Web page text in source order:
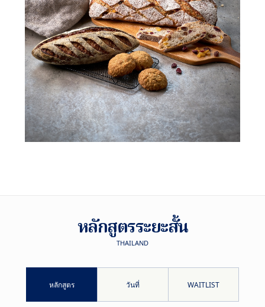
หลักสูตรระยะสั้น
THAILAND
หลักสูตร วันที่ WAITLIST